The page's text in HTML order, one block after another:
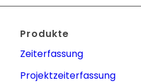
Produkte
Zeiterfassung
Projektzeiterfassung